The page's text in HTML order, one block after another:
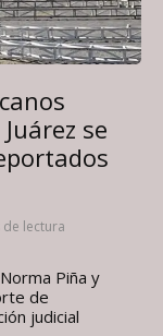
se
lectura
Piña y
de
judicial